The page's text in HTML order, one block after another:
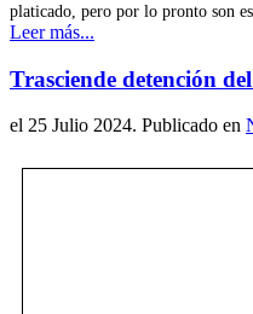
platicado, pero por lo pronto son
Leer más...
Trasciende detención
el 25 Julio 2024. Publicado en